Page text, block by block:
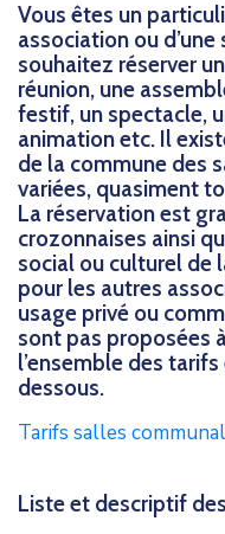
Vous êtes un
association ou
souhaitez réserver
réunion, une
festif, un spectacle,
animation etc. Il
de la commune des
variées, quasiment
La réservation est
crozonnaises ainsi
social ou culturel de
pour les autres
usage privé ou
sont pas proposées
l’ensemble des
dessous.
Tarifs salles
Liste et descriptif